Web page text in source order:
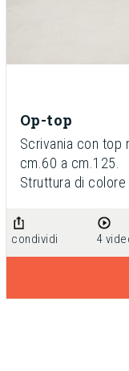
Op-top
Scrivania con top
cm.60 a cm.125.
Struttura di
condividi 4